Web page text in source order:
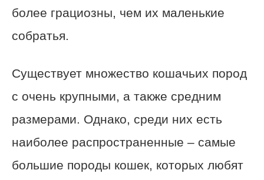
более грациозны, чем их маленькие
собратья.
Существует множество кошачьих пород
с очень крупными, а также средним
размерами. Однако, среди них есть
наиболее распространенные – самые
большие породы кошек, которых любят